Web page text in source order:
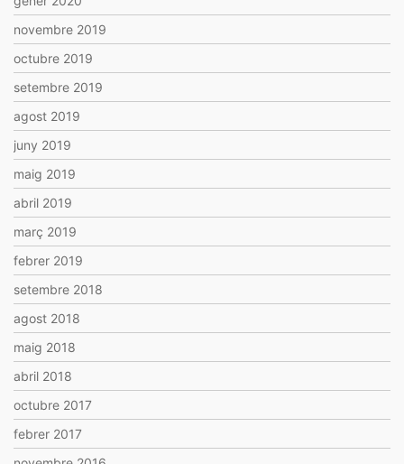
novembre 2019
octubre 2019
setembre 2019
agost 2019
juny 2019
maig 2019
abril 2019
març 2019
febrer 2019
setembre 2018
agost 2018
maig 2018
abril 2018
octubre 2017
febrer 2017